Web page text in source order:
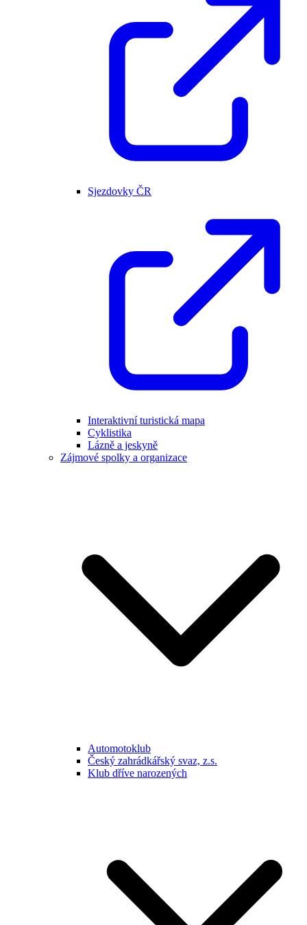
Sjezdovky ČR
Interaktivní turistická mapa
Cyklistika
Lázně a jeskyně
Zájmové spolky a organizace
Automotoklub
Český zahrádkářský svaz, z.s.
Klub dříve narozených